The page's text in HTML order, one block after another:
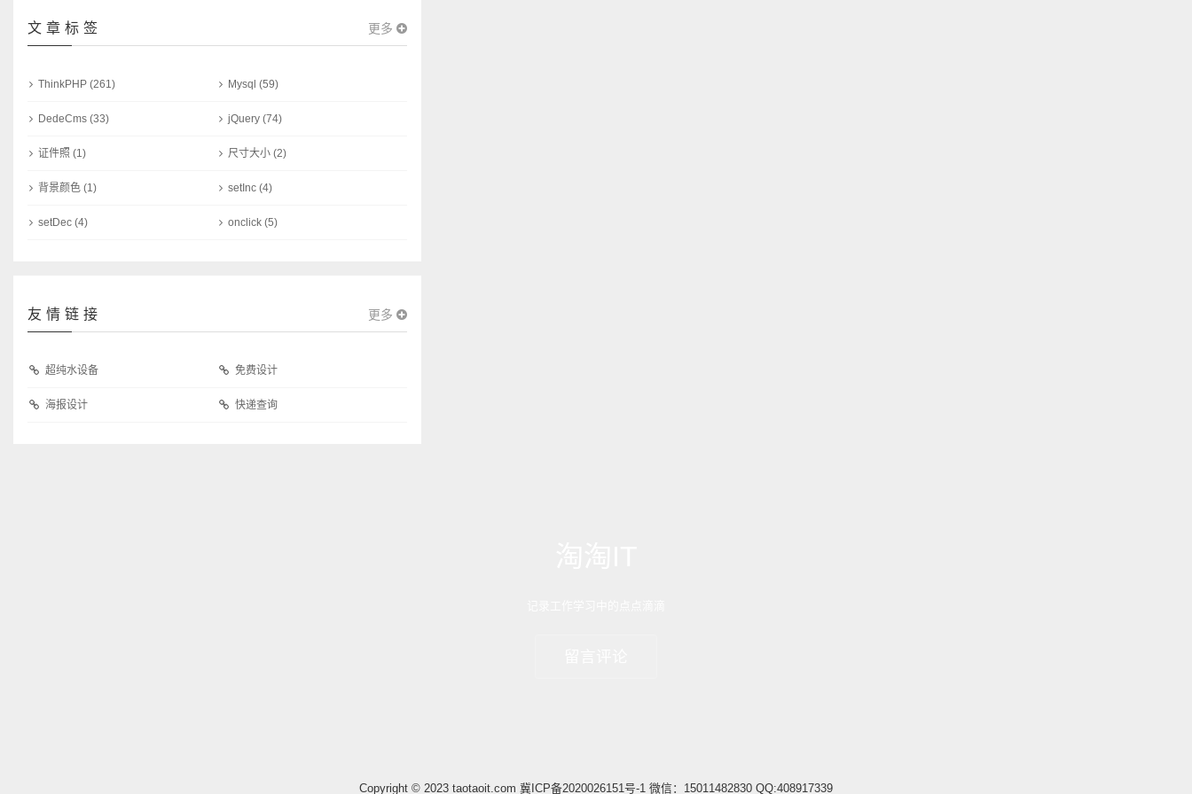
文章标签 更多
ThinkPHP (261) Mysql (59)
DedeCms (33) jQuery (74)
证件照 (1) 尺寸大小 (2)
背景颜色 (1) setInc (4)
setDec (4) onclick (5)
友情链接 更多
超纯水设备 免费设计
海报设计 快递查询
Copyright © 2023 taotaoit.com 冀ICP备2020026151号-1 微信：15011482830 QQ:408917339